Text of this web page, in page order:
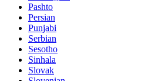
Pashto
Persian
Punjabi
Serbian
Sesotho
Sinhala
Slovak